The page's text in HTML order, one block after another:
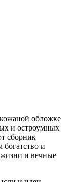
обложке
и остроумных
сборник
и
жизни и вечные